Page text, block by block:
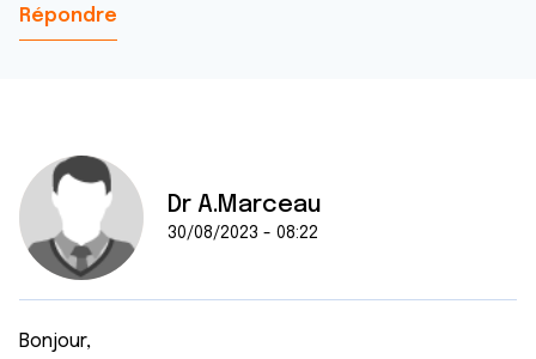
Répondre
Dr A.Marceau
30/08/2023 - 08:22
Bonjour,